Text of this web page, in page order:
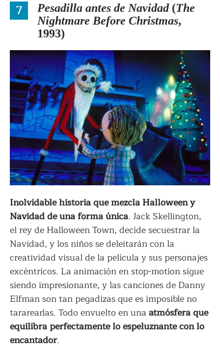
7 Pesadilla antes de Navidad(The
Nightmare Before Christmas,
1993)
Inolvidable historia que mezcla Halloween y
Navidad de una forma única. Jack Skellington,
el rey de Halloween Town, decide secuestrar la
Navidad, y los niños se deleitarán con la
creatividad visual de la película y sus personajes
excéntricos. La animación en stop-motion sigue
siendo impresionante, y las canciones de Danny
Elfman son tan pegadizas que es imposible no
tararearlas. Todo envuelto en una atmósfera que
equilibra perfectamente lo espeluznante con lo
encantador.